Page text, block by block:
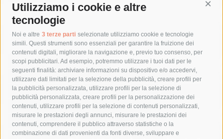
Utilizziamo i cookie e altre
tecnologie
Noi e altre 3 terze parti selezionate utilizziamo cookie e tecnologie
simili. Questi strumenti sono essenziali per garantire la fruizione dei
contenuti digitali, migliorare la navigazione e, previo tuo consenso, per
scopi pubblicitari. Ad esempio, potremmo utilizzare i tuoi dati per le
seguenti finalità: archiviare informazioni su dispositivo e/o accedervi,
utilizzare dati limitati per la selezione della pubblicità, creare profili per
la pubblicità personalizzata, utilizzare profili per la selezione di
pubblicità personalizzata, creare profili per la personalizzazione dei
contenuti, utilizzare profili per la selezione di contenuti personalizzati,
misurare le prestazioni degli annunci, misurare le prestazioni dei
contenuti, comprendere il pubblico attraverso statistiche o la
combinazione di dati provenienti da fonti diverse, sviluppare e
Tag
acqua allerta meteo
anas
area marina protetta di punta campanella
arresto
Asl Napoli 3 sud
capitaneria di porto capri
carabinieri
castellammare di stabia
circumvesuviana
comune di sorrento
concerto
contagi
costiera amalfitana
covid-19 eav
elezioni